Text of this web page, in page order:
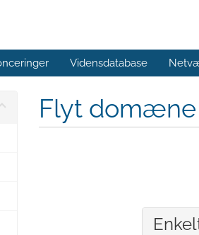
Vidensdatabase
Flyt domæne